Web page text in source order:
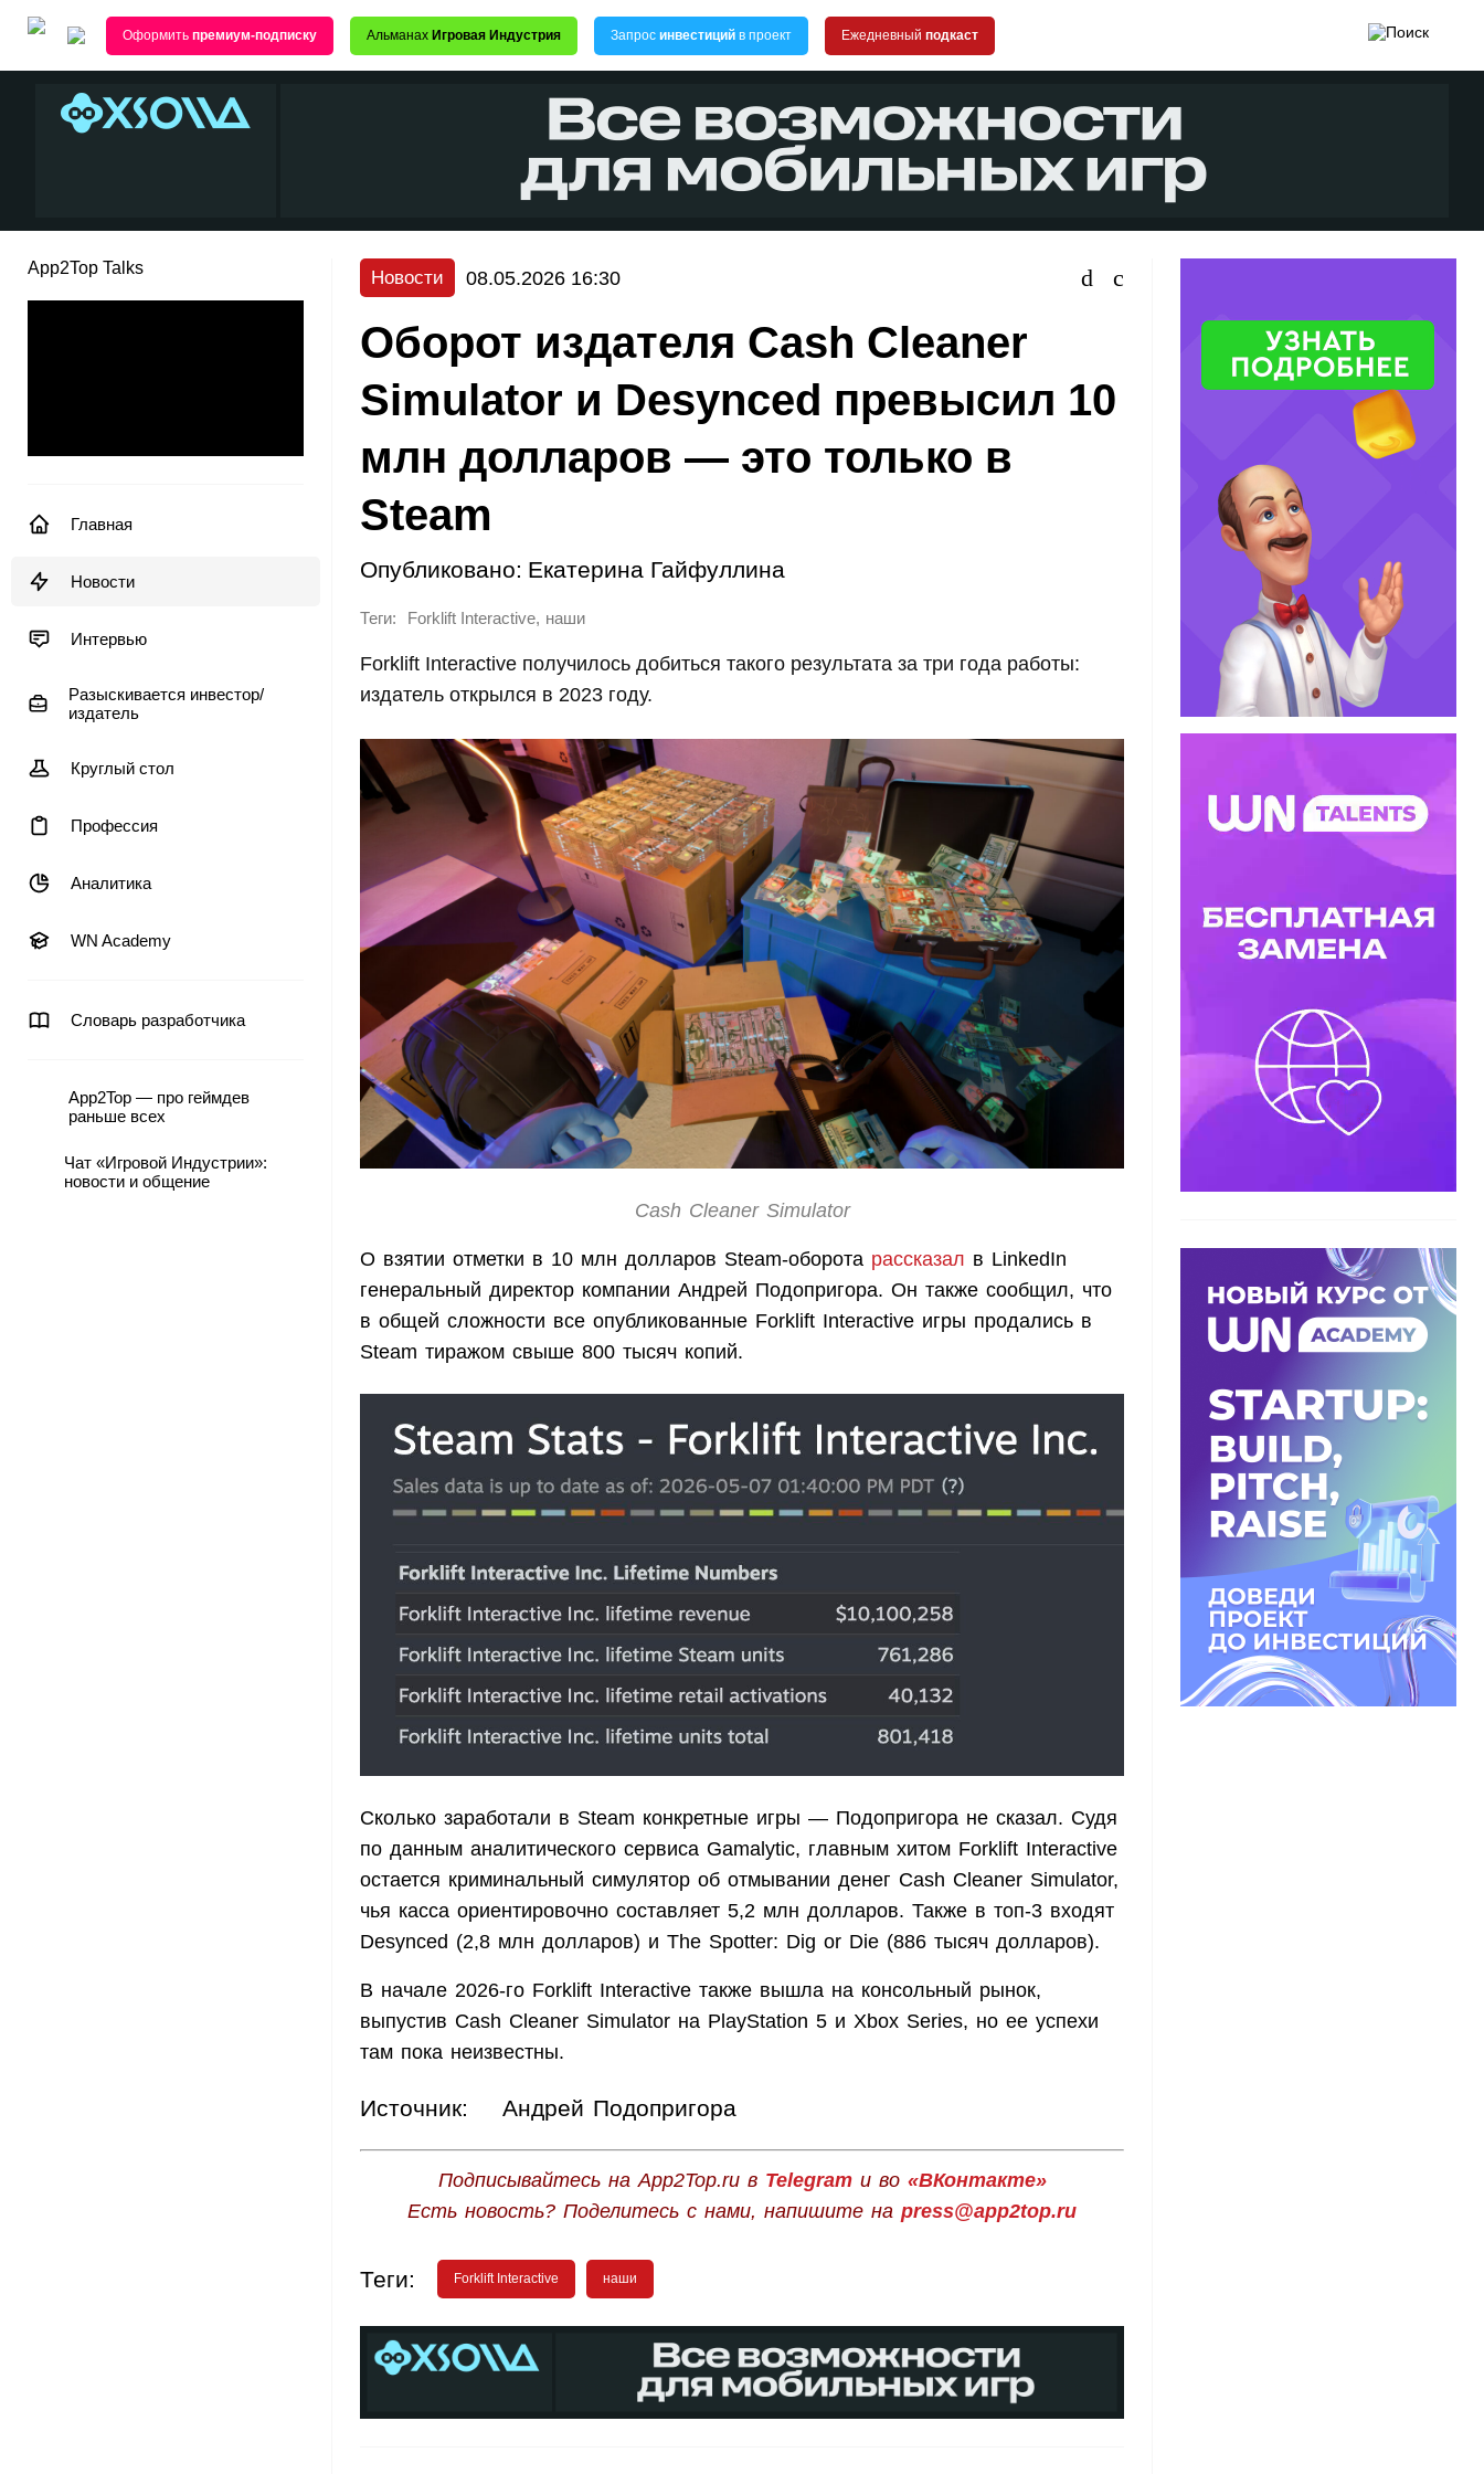
Оформить премиум-подписку Альманах Игровая Индустрия Запрос инвестиций в проект Ежедневный подкаст
App2Top Talks
Главная
Новости
Интервью
Разыскивается инвестор/
издатель
Круглый стол
Профессия
Аналитика
WN Academy
Словарь разработчика
App2Top — про геймдев
раньше всех
Чат «Игровой Индустрии»:
новости и общение
Новости 08.05.2026 16:30
Оборот издателя Cash Cleaner
Simulator и Desynced превысил 10
млн долларов — это только в
Steam
Опубликовано: Екатерина Гайфуллина
Теги: Forklift Interactive, наши
Forklift Interactive получилось добиться такого результата за три года работы:
издатель открылся в 2023 году.
Cash Cleaner Simulator
О взятии отметки в 10 млн долларов Steam-оборота рассказал в LinkedIn
генеральный директор компании Андрей Подопригора. Он также сообщил, что
в общей сложности все опубликованные Forklift Interactive игры продались в
Steam тиражом свыше 800 тысяч копий.
Сколько заработали в Steam конкретные игры — Подопригора не сказал. Судя
по данным аналитического сервиса Gamalytic, главным хитом Forklift Interactive
остается криминальный симулятор об отмывании денег Cash Cleaner Simulator,
чья касса ориентировочно составляет 5,2 млн долларов. Также в топ-3 входят
Desynced (2,8 млн долларов) и The Spotter: Dig or Die (886 тысяч долларов).
В начале 2026-го Forklift Interactive также вышла на консольный рынок,
выпустив Cash Cleaner Simulator на PlayStation 5 и Xbox Series, но ее успехи
там пока неизвестны.
Источник: Андрей Подопригора
Подписывайтесь на App2Top.ru в Telegramи во «ВКонтакте»
Есть новость? Поделитесь с нами, напишите на press@app2top.ru
Теги: Forklift Interactive наши